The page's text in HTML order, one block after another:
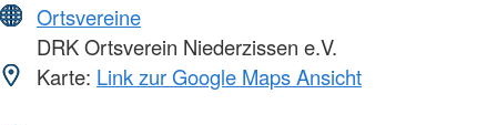
Ortsvereine
DRK Ortsverein Niederzissen e.V.
Karte: Link zur Google Maps Ansicht